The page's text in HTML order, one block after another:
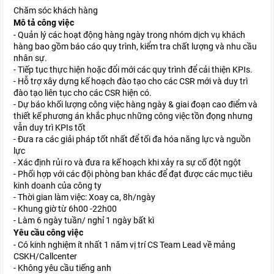
Chăm sóc khách hàng
Mô tả công việc
- Quản lý các hoạt động hàng ngày trong nhóm dịch vụ khách
hàng bao gồm báo cáo quy trình, kiểm tra chất lượng và nhu cầu
nhân sự.
- Tiếp tục thực hiện hoặc đổi mới các quy trình để cải thiện KPIs.
- Hỗ trợ xây dựng kế hoạch đào tạo cho các CSR mới và duy trì
đào tạo liên tục cho các CSR hiện có.
- Dự báo khối lượng công việc hàng ngày & giai đoạn cao điểm và
thiết kế phương án khắc phục những công việc tồn đọng nhưng
vẫn duy trì KPIs tốt
- Đưa ra các giải pháp tốt nhất để tối đa hóa năng lực và nguồn
lực
- Xác định rủi ro và đưa ra kế hoạch khi xảy ra sự cố đột ngột
- Phối hợp với các đội phòng ban khác để đạt được các mục tiêu
kinh doanh của công ty
- Thời gian làm việc: Xoay ca, 8h/ngày
- Khung giờ từ 6h00 -22h00
- Làm 6 ngày tuần/ nghỉ 1 ngày bất kì
Yêu cầu công việc
- Có kinh nghiệm ít nhất 1 năm vị trí CS Team Lead về mảng
CSKH/Callcenter
- Không yêu cầu tiếng anh